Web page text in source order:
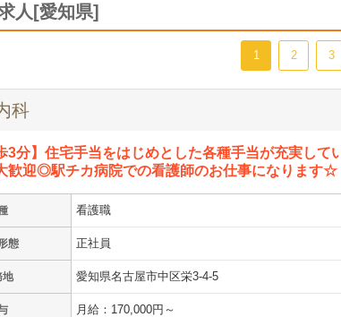
人[愛知県]
1 2 3
科
3分】住宅手当をはじめとした各種手当が充実して
歓迎◎駅チカ病院での看護師のお仕事になります☆
看護職
態 正社員
地 愛知県名古屋市中区栄3-4-5
月給：170,000円～